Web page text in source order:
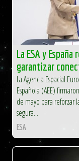
La ESA y
garantizar
La Agencia Espacial
Española (AEE)
de mayo para reforzar
segura...
ESA